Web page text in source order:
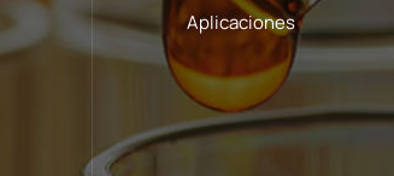
Aplicaciones